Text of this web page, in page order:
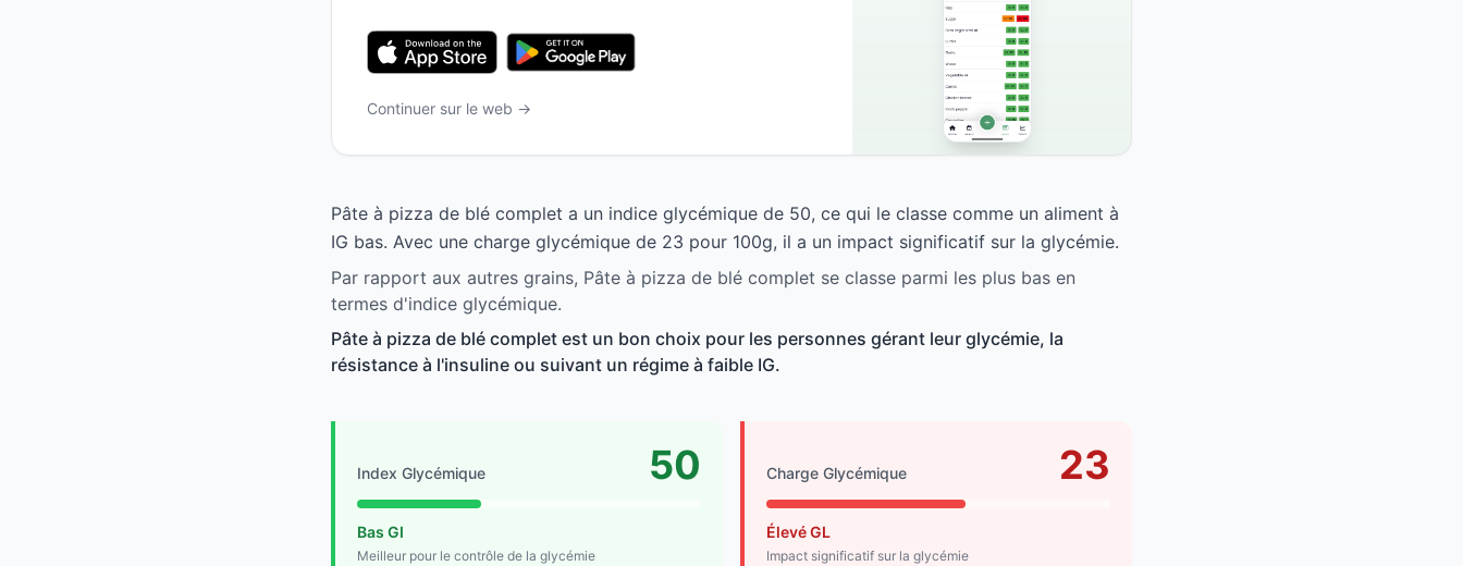
Continuer sur le web →
Pâte à pizza de blé complet a un indice glycémique de 50, ce qui le classe comme un aliment à
IG bas. Avec une charge glycémique de 23 pour 100g, il a un impact significatif sur la glycémie.
Par rapport aux autres grains, Pâte à pizza de blé complet se classe parmi les plus bas en
termes d'indice glycémique.
Pâte à pizza de blé complet est un bon choix pour les personnes gérant leur glycémie, la
résistance à l'insuline ou suivant un régime à faible IG.
Index Glycémique 50
Bas GI
Meilleur pour le contrôle de la glycémie
Charge Glycémique 23
Élevé GL
Impact significatif sur la glycémie